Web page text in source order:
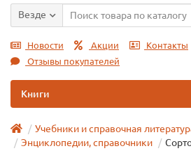
Везде
Новости Акции
Контакты
Отзывы покупателей
Книги
Учебники и справочная
Энциклопедии, справочники